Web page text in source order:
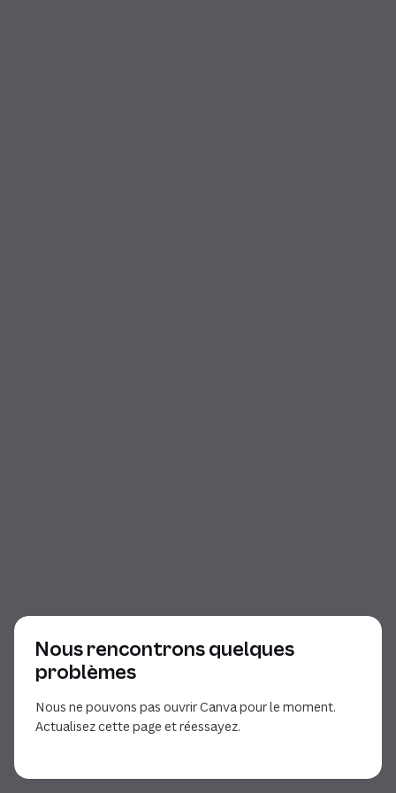
Nous rencontrons quelques
problèmes
Nous ne pouvons pas ouvrir Canva pour le moment.
Actualisez cette page et réessayez.